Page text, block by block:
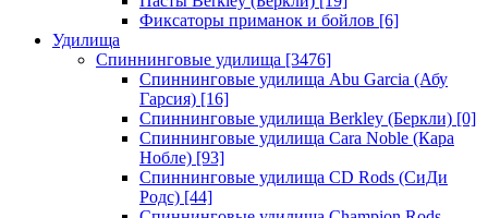
Фиксаторы приманок и бойлов [6]
Удилища
Спиннинговые удилища [3476]
Спиннинговые удилища Abu Garcia (Абу
Гарсия) [16]
Спиннинговые удилища Berkley (Беркли) [0]
Спиннинговые удилища Cara Noble (Кара
Нобле) [93]
Спиннинговые удилища CD Rods (СиДи
Родс) [44]